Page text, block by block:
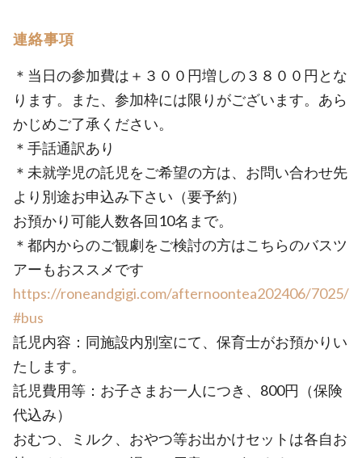
連絡事項
＊当日の参加費は＋３００円増しの３８００円とな
ります。また、参加枠には限りがございます。あら
かじめご了承ください。
＊手話通訳あり
＊未就学児の託児をご希望の方は、お問い合わせ先
より別途お申込み下さい（要予約）
お預かり可能人数各回10名まで。
＊都内からのご観劇をご検討の方はこちらのバスツ
アーもおススメです
https://roneandgigi.com/afternoontea202406/7025/
#bus
託児内容：同施設内別室にて、保育士がお預かりい
たします。
託児費用等：お子さまお一人につき、800円（保険
代込み）
おむつ、ミルク、おやつ等お出かけセットは各自お